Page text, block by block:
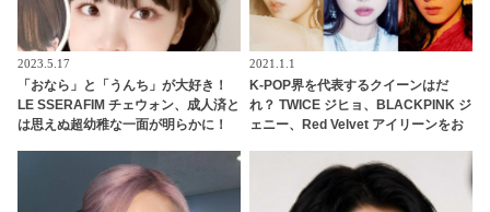
2023.5.17
「おなら」と「うんち」が大好き！
LE SSERAFIM チェウォン、成人済と
は思えぬ超幼稚な一面が明らかに！
上がり・・ 衝撃的なシーンに爆笑
2021.1.1
K-POP界を代表するクイーンはだ
れ？ TWICE ジヒョ、BLACKPINK ジ
ェニー、Red Velvet アイリーンをお
れたのは・・